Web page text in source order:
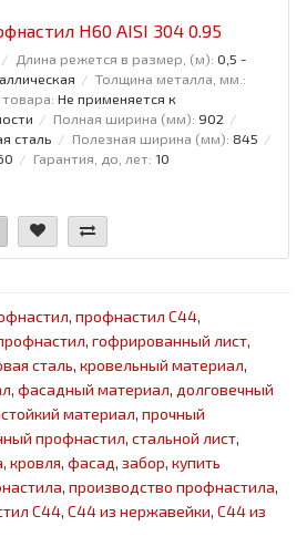
Н60 AISI 304 0.95
Длина режется в размер, (м): 0,5 -
Толщина металла, мм.:
Не применяется к
Полная ширина (мм): 902
сталь Полезная ширина (мм): 845
Гарантия, до, лет: 10
, профнастил С44,
, гофрированный лист,
сталь, кровельный материал,
, фасадный материал, долговечный
материал, прочный
профнастил, стальной лист,
, кровля, фасад, забор, купить
, производство профнастила,
С44, С44 из нержавейки, С44 из